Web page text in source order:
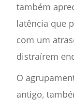
também
latência que
com um
distraírem
O
antigo,